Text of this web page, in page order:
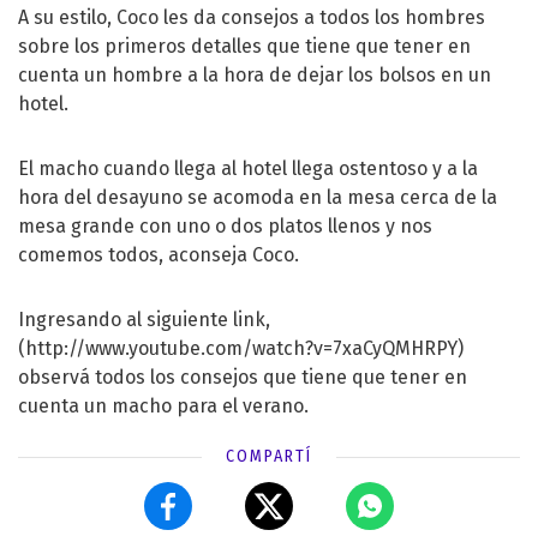
A su estilo, Coco les da consejos a todos los hombres
sobre los primeros detalles que tiene que tener en
cuenta un hombre a la hora de dejar los bolsos en un
hotel.
El macho cuando llega al hotel llega ostentoso y a la
hora del desayuno se acomoda en la mesa cerca de la
mesa grande con uno o dos platos llenos y nos
comemos todos, aconseja Coco.
Ingresando al siguiente link,
(http://www.youtube.com/watch?v=7xaCyQMHRPY)
observá todos los consejos que tiene que tener en
cuenta un macho para el verano.
COMPARTÍ